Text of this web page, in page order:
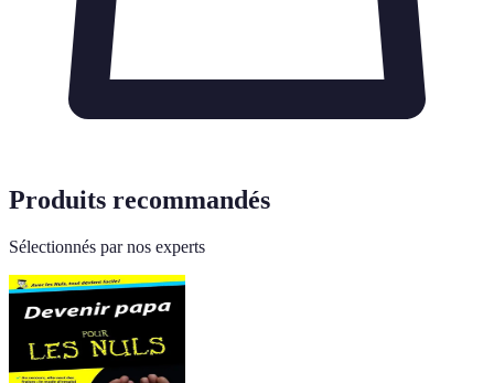
Produits recommandés
Sélectionnés par nos experts